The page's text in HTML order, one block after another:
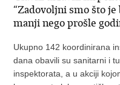
“Zadovoljni smo što
manji nego prošle
Ukupno 142 koordinirana
dana obavili su sanitarni i
inspektorata, a u akciji